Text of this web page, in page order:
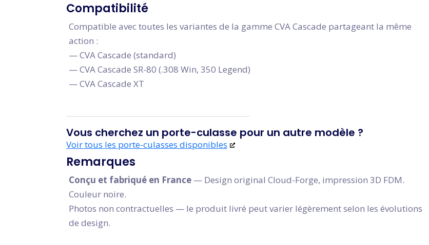
Compatibilité
Compatible avec toutes les variantes de la gamme CVA Cascade partageant la même
action :
— CVA Cascade (standard)
— CVA Cascade SR-80 (.308 Win, 350 Legend)
— CVA Cascade XT
Vous cherchez un porte-culasse pour un autre modèle ?
Voir tous les porte-culasses disponibles
Remarques
Conçu et fabriqué en France — Design original Cloud-Forge, impression 3D FDM.
Couleur noire.
Photos non contractuelles — le produit livré peut varier légèrement selon les évolutions
de design.